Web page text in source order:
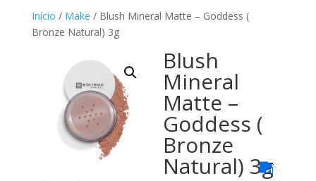
Início / Make / Blush Mineral Matte – Goddess (
Bronze Natural) 3g
Blush
Mineral
Matte –
Goddess (
Bronze
Natural) 3g